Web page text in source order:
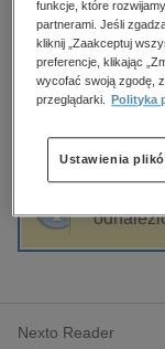
biznesowe,
dzienniki
edukacja
hobby,
komputery,
polityka,
Angelika
Nexto Reader
funkcje, które
partnerami. Jeśli
kliknij „Zaakceptuj
preferencje, klikając
wycofać swoją zgodę,
przeglądarki.
Polityka
Ustawienia